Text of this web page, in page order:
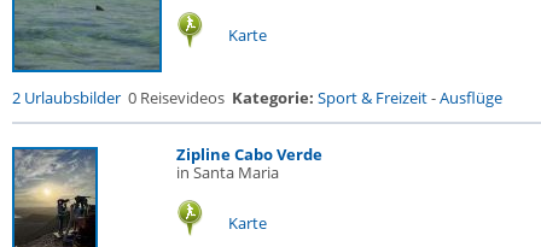
Karte
2 Urlaubsbilder 0 Reisevideos Kategorie: Sport & Freizeit-Ausflüge
Zipline Cabo Verde
in Santa Maria
Karte